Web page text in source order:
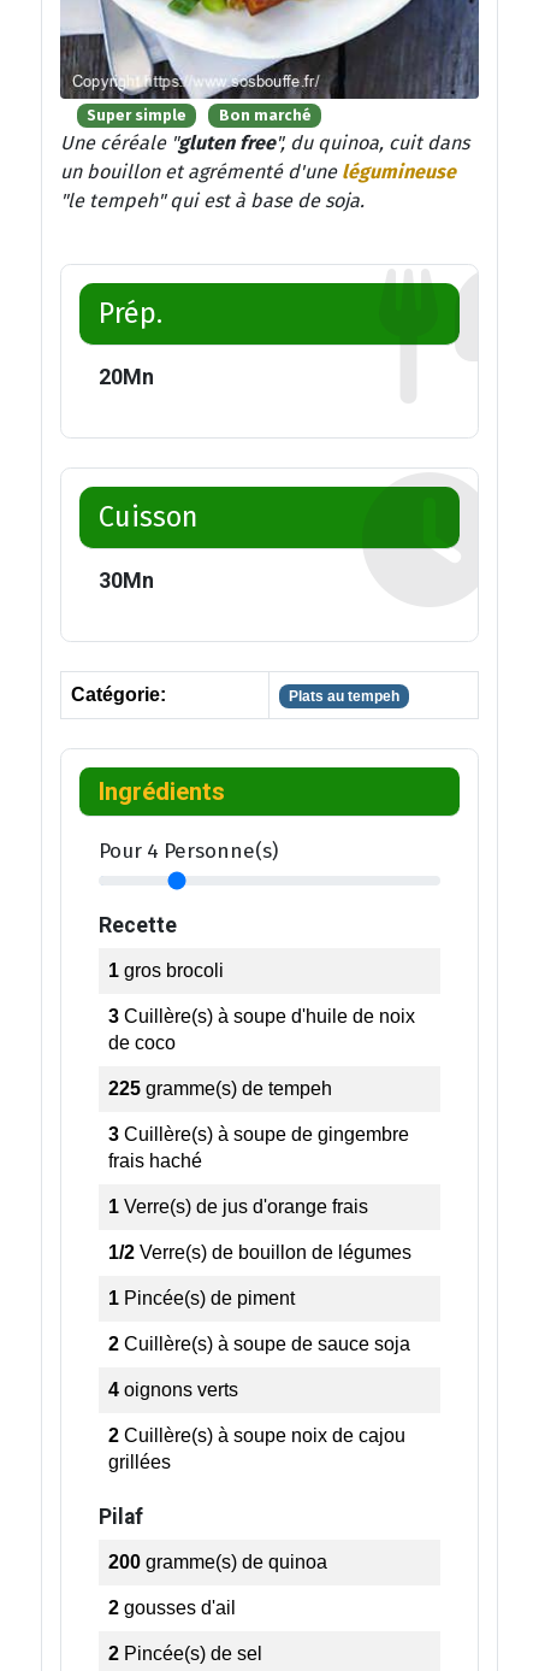
Super simple Bon marché
Une céréale "gluten free", du quinoa, cuit dans
un bouillon et agrémenté d'une légumineuse
"le tempeh" qui est à base de soja.
Prép.
20Mn
Cuisson
30Mn
Catégorie: Plats au tempeh
Ingrédients
Pour 4 Personne(s)
Recette
1 gros brocoli
3 Cuillère(s) à soupe d'huile de noix
de coco
225 gramme(s) de tempeh
3 Cuillère(s) à soupe de gingembre
frais haché
1 Verre(s) de jus d'orange frais
1/2 Verre(s) de bouillon de légumes
1 Pincée(s) de piment
2 Cuillère(s) à soupe de sauce soja
4 oignons verts
2 Cuillère(s) à soupe noix de cajou
grillées
Pilaf
200 gramme(s) de quinoa
2 gousses d'ail
2 Pincée(s) de sel